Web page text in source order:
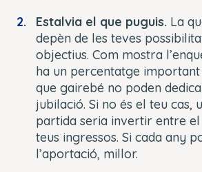
Estalvia el que puguis. La
depèn de les teves
objectius. Com mostra
ha un percentatge
que gairebé no poden
jubilació. Si no és el teu cas,
partida seria invertir entre el
teus ingressos. Si cada any
l’aportació, millor.